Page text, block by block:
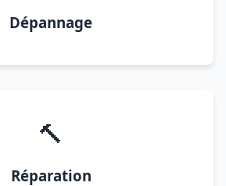
Dépannage
🔨
Réparation